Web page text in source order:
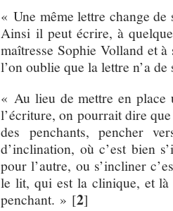
« Une même lettre change
Ainsi il peut écrire, à
maîtresse Sophie Volland et
l’on oublie que la lettre n’a
« Au lieu de mettre en place
l’écriture, on pourrait dire
des penchants, pencher
d’inclination, où c’est bien
pour l’autre, ou s’incliner
le lit, qui est la clinique, et là
penchant. » [2]